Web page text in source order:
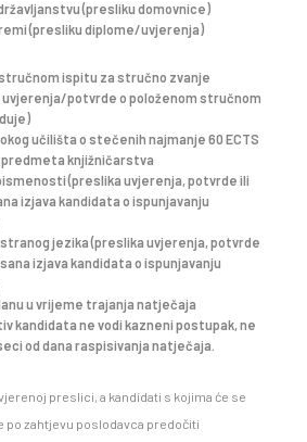
(presliku domovnice)
(presliku diplome/uvjerenja)
ispitu za stručno zvanje
uvjerenja/potvrde o položenom stručnom
učilišta o stečenih najmanje 60 ECTS
knjižničarstva
(preslika uvjerenja, potvrde ili
izjava kandidata o ispunjavanju
jezika (preslika uvjerenja, potvrde
izjava kandidata o ispunjavanju
u vrijeme trajanja natječaja
kandidata ne vodi kazneni postupak, ne
od dana raspisivanja natječaja.
preslici, a kandidati s kojima će se
po zahtjevu poslodavca predočiti